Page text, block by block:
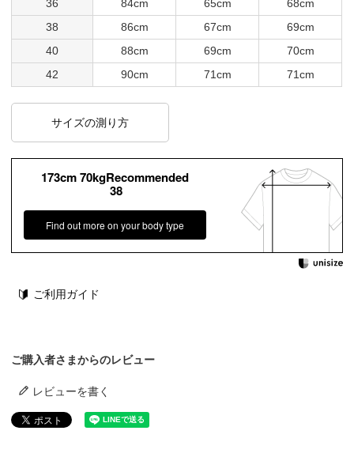
36 84cm 65cm
68cm
38
86cm 67cm
69cm
40
88cm 69cm
70cm
42
90cm 71cm 71cm
サイズの測り方
173cm 70kgRecommended
38
Find out more on your body type
ご利用ガイド
ご購入者さまからのレビュー
レビューを書く